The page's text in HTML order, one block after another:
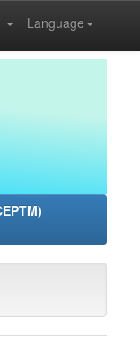
Language